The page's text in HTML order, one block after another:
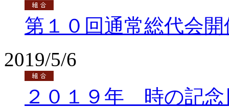
第１０回通常総代会開
2019/5/6
２０１９年 時の記